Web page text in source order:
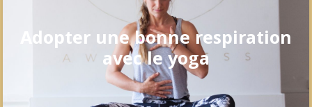
Adopter une bonne respiration
avec le yoga